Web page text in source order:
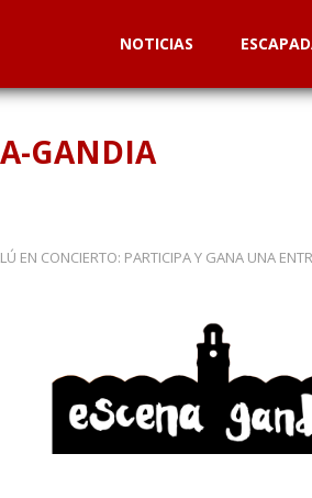
NOTICIAS
GANDIA
EN CONCIERTO: PARTICIPA Y GANA UNA